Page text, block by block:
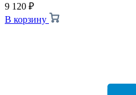
9 120 ₽
В корзину